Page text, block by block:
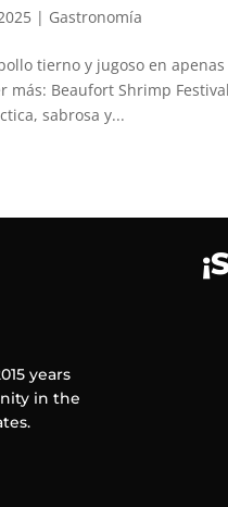
| Gastronomía
tierno y jugoso en
más: Beaufort Shrimp
sabrosa y...
years
in the